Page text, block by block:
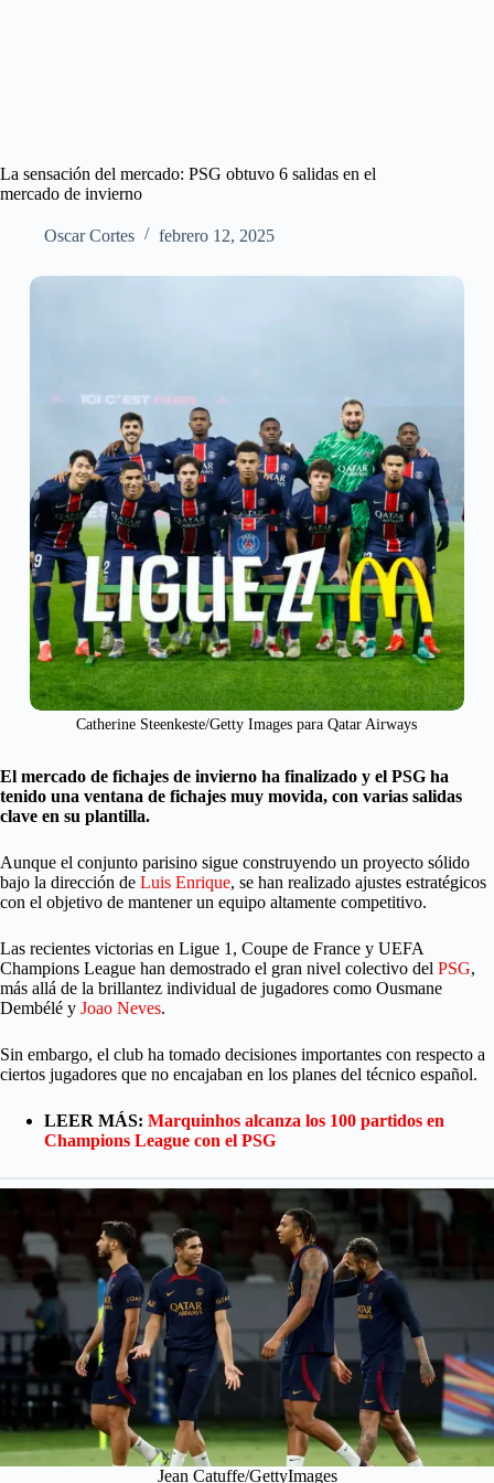
La sensación del mercado: PSG obtuvo 6 salidas en el
mercado de invierno
Oscar Cortes febrero 12, 2025
Catherine Steenkeste/Getty Images para Qatar Airways
El mercado de fichajes de invierno ha finalizado y el PSG ha
tenido una ventana de fichajes muy movida, con varias salidas
clave en su plantilla.
Aunque el conjunto parisino sigue construyendo un proyecto sólido
bajo la dirección de Luis Enrique, se han realizado ajustes estratégicos
con el objetivo de mantener un equipo altamente competitivo.
Las recientes victorias en Ligue 1, Coupe de France y UEFA
Champions League han demostrado el gran nivel colectivo del PSG,
más allá de la brillantez individual de jugadores como Ousmane
Dembélé y Joao Neves.
Sin embargo, el club ha tomado decisiones importantes con respecto a
ciertos jugadores que no encajaban en los planes del técnico español.
LEER MÁS: Marquinhos alcanza los 100 partidos en
Champions League con el PSG
Jean Catuffe/GettyImages